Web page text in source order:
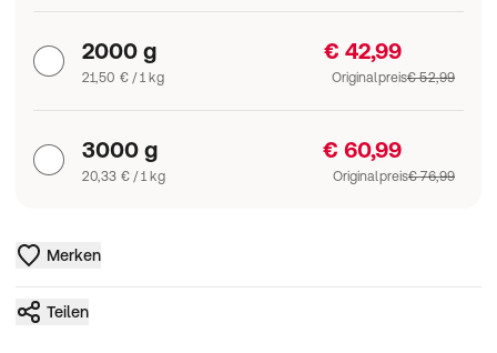
2000 g
21,50 € / 1 kg
€ 42,99
Originalpreis€ 52,99
3000 g
20,33 € / 1 kg
€ 60,99
Originalpreis€ 76,99
Merken
Teilen